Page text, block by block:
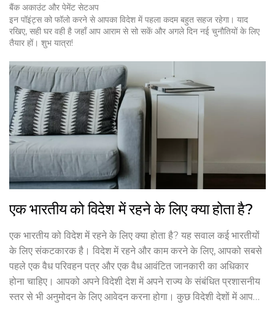
बैंक अकाउंट और पेमेंट सेटअप
इन पॉइंट्स को फॉलो करने से आपका विदेश में पहला कदम बहुत सहज रहेगा। याद
रखिए, सही घर वही है जहाँ आप आराम से सो सकें और अगले दिन नई चुनौतियों के लिए
तैयार हों। शुभ यात्रा!
एक भारतीय को विदेश में रहने के लिए क्या होता है?
एक भारतीय को विदेश में रहने के लिए क्या होता है? यह सवाल कई भारतीयों
के लिए संकटकारक है। विदेश में रहने और काम करने के लिए, आपको सबसे
पहले एक वैध परिवहन पत्र और एक वैध आवंटित जानकारी का अधिकार
होना चाहिए। आपको अपने विदेशी देश में अपने राज्य के संबंधित प्रशासनीय
स्तर से भी अनुमोदन के लिए आवेदन करना होगा। कुछ विदेशी देशों में आपको